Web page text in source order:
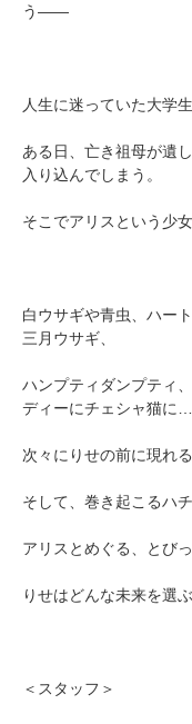
う――
人生に迷っていた大学
ある日、亡き祖母が遺
入り込んでしまう。
そこでアリスという少
白ウサギや青虫、ハー
三月ウサギ、
ハンプティダンプティ
ディーにチェシャ猫に
次々にりせの前に現れ
そして、巻き起こるハ
アリスとめぐる、とび
りせはどんな未来を
＜スタッフ＞